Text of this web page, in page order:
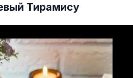
Тирамису